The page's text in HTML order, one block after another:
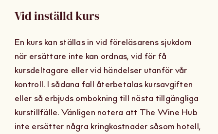
Vid inställd kurs
En kurs kan ställas in vid föreläsarens sjukdom
när ersättare inte kan ordnas, vid för få
kursdeltagare eller vid händelser utanför vår
kontroll. I sådana fall återbetalas kursavgiften
eller så erbjuds ombokning till nästa tillgängliga
kurstillfälle. Vänligen notera att The Wine Hub
inte ersätter några kringkostnader såsom hotell,